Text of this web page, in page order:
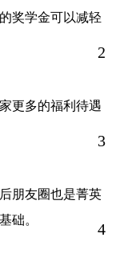
2
奖学金可以减轻
3
更多的福利待遇
4
朋友圈也是菁英
础。